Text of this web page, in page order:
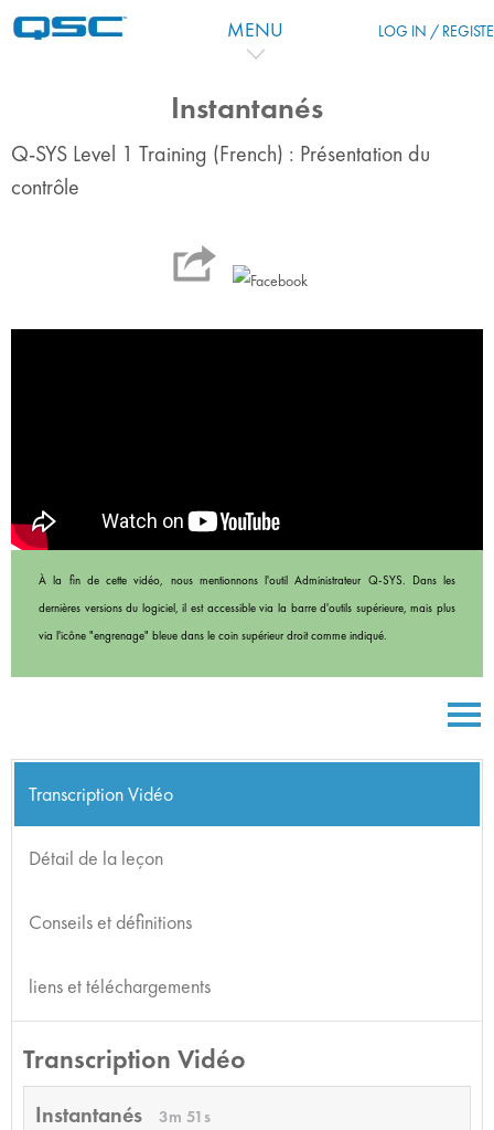
MENU LOG IN /
Instantanés
Q-SYS Level 1 Training (French) : Présentation du
contrôle
À la fin de cette vidéo, nous mentionnons l'outil Administrateur Q-SYS. Dans les
dernières versions du logiciel, il est accessible via la barre d'outils supérieure, mais plus
via l'icône "engrenage" bleue dans le coin supérieur droit comme indiqué.
Transcription Vidéo
Détail de la leçon
Conseils et définitions
liens et téléchargements
Transcription Vidéo
Instantanés 3m 51s